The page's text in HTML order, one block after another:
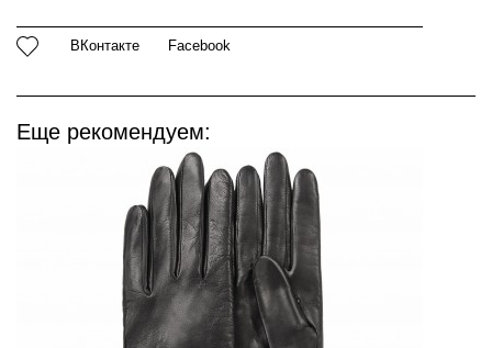
ВКонтакте Facebook
Еще рекомендуем: